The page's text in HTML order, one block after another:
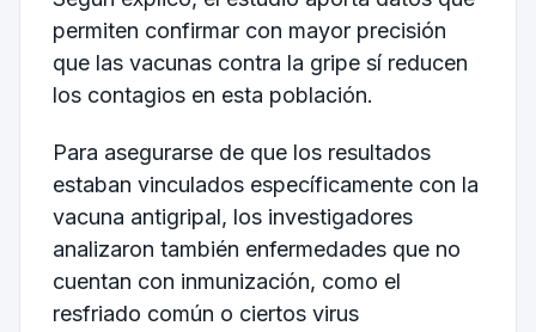
permiten confirmar con mayor precisión
que las vacunas contra la gripe sí reducen
los contagios en esta población.
Para asegurarse de que los resultados
estaban vinculados específicamente con la
vacuna antigripal, los investigadores
analizaron también enfermedades que no
cuentan con inmunización, como el
resfriado común o ciertos virus